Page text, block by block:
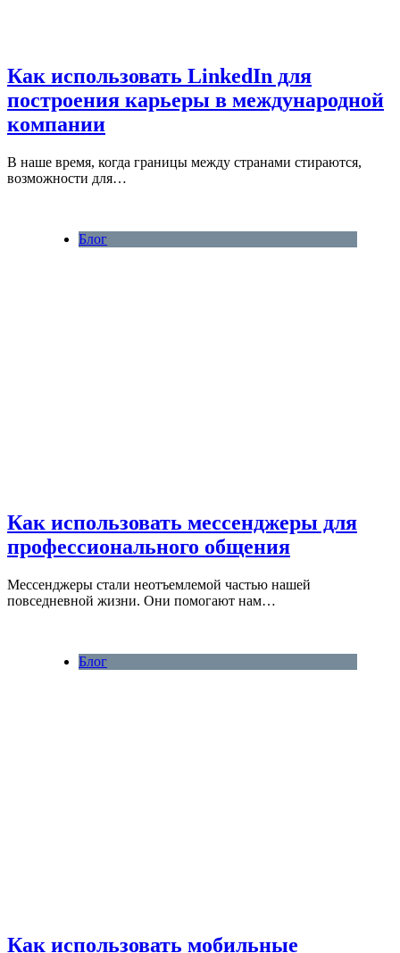
Как использовать LinkedIn для
построения карьеры в международной
компании
В наше время, когда границы между странами стираются,
возможности для…
Блог
Как использовать мессенджеры для
профессионального общения
Мессенджеры стали неотъемлемой частью нашей
повседневной жизни. Они помогают нам…
Блог
Как использовать мобильные